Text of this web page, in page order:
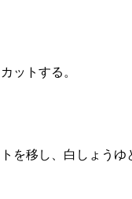
ットする。
を移し、白しょうゆ